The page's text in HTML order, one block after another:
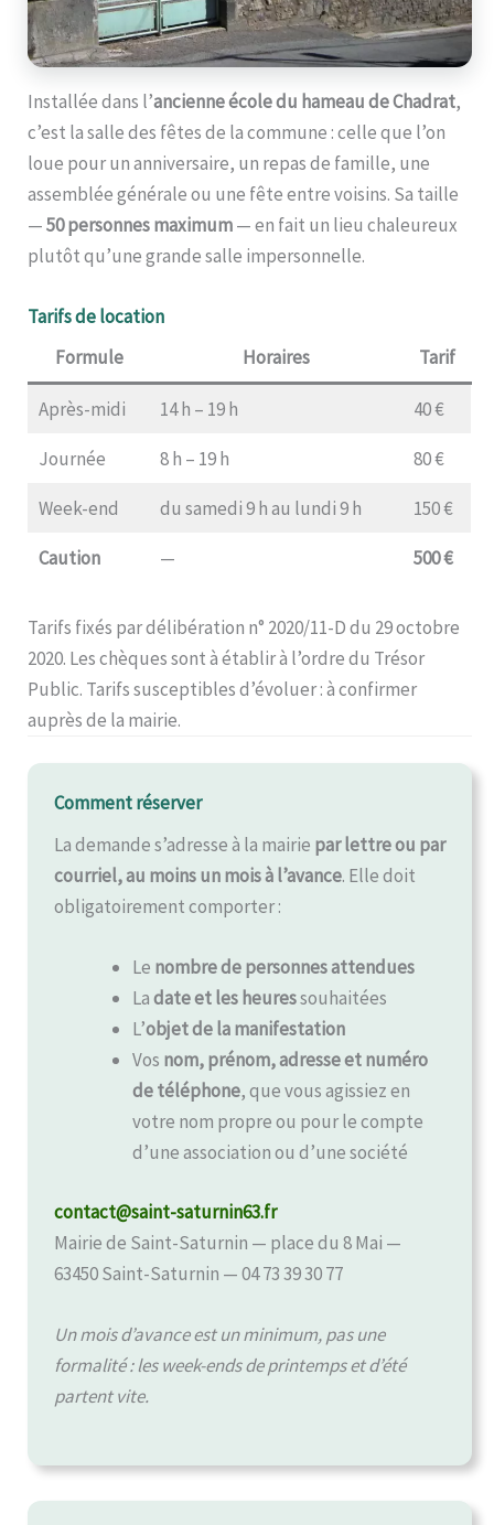
Installée dans l’ancienne école du hameau de Chadrat,
c’est la salle des fêtes de la commune : celle que l’on
loue pour un anniversaire, un repas de famille, une
assemblée générale ou une fête entre voisins. Sa taille
—50 personnes maximum— en fait un lieu chaleureux
plutôt qu’une grande salle impersonnelle.
Tarifs de location
Formule
Horaires Tarif
Après-midi 14 h – 19 h 40 €
Journée 8 h – 19 h 80 €
Week-end du samedi 9 h au lundi 9 h 150 €
Caution — 500 €
Tarifs fixés par délibération n° 2020/11-D du 29 octobre
2020. Les chèques sont à établir à l’ordre du Trésor
Public. Tarifs susceptibles d’évoluer : à confirmer
auprès de la mairie.
Comment réserver
La demande s’adresse à la mairie par lettre ou par
courriel, au moins un mois à l’avance. Elle doit
obligatoirement comporter :
Le nombre de personnes attendues
Ladate et les heuressouhaitées
L’objet de la manifestation
Vos nom, prénom, adresse et numéro
de téléphone, que vous agissiez en
votre nom propre ou pour le compte
d’une association ou d’une société
contact@saint-saturnin63.fr
Mairie de Saint-Saturnin — place du 8 Mai —
63450 Saint-Saturnin — 04 73 39 30 77
Un mois d’avance est un minimum, pas une
formalité : les week-ends de printemps et d’été
partent vite.